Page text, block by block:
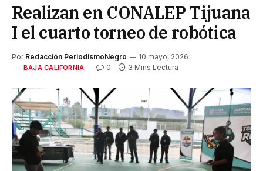
Realizan en CONALEP Tijuana
I el cuarto torneo de robótica
Por Redacción PeriodismoNegro 10 mayo, 2026
BAJA CALIFORNIA 0 3 Mins Lectura